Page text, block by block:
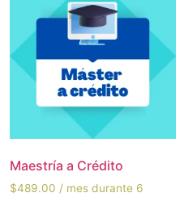
Maestría a Crédito
$489.00 / mes durante 6